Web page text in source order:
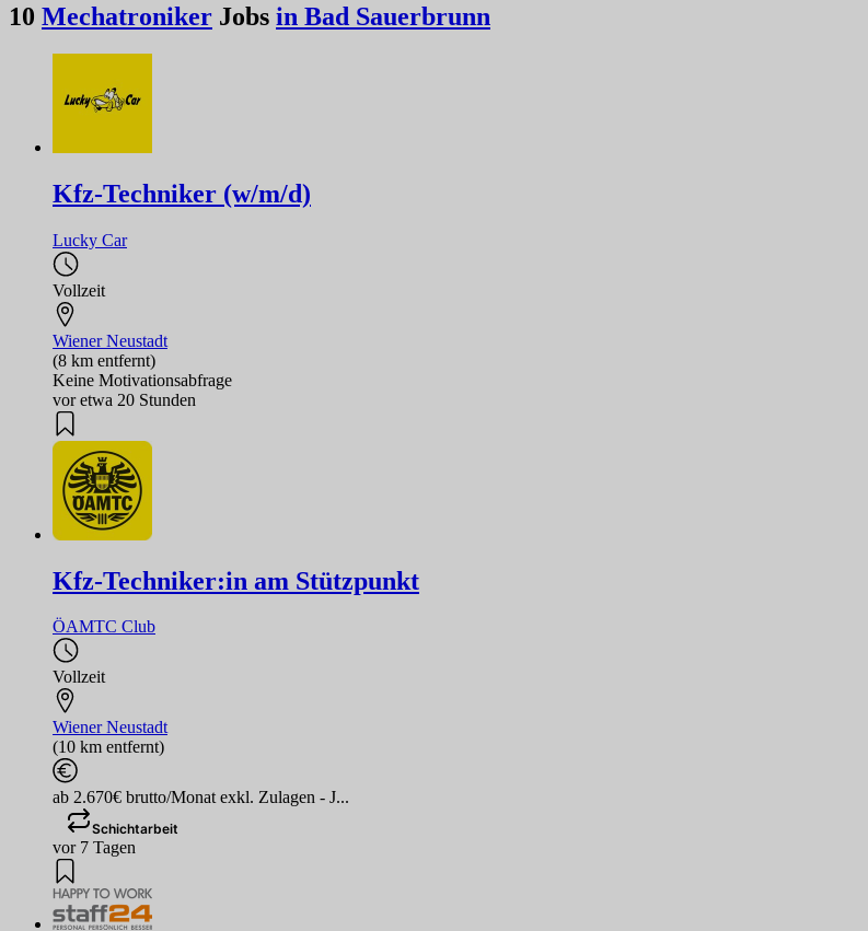
10 Mechatroniker Jobs in Bad Sauerbrunn
Kfz-Techniker (w/m/d)
Lucky Car
Vollzeit
Wiener Neustadt
(8 km entfernt)
Keine Motivationsabfrage
vor etwa 20 Stunden
Kfz-Techniker:in am Stützpunkt
ÖAMTC Club
Vollzeit
Wiener Neustadt
(10 km entfernt)
ab 2.670€ brutto/Monat exkl. Zulagen - J...
Schichtarbeit
vor 7 Tagen